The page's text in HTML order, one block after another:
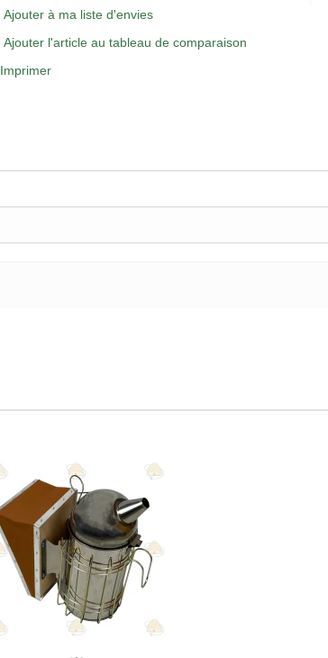
Ajouter à ma liste d'envies
Ajouter l'article au tableau de comparaison
Imprimer